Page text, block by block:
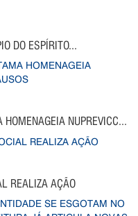
DO ESPÍRITO...
NUPREVICC...
REALIZA AÇÃO